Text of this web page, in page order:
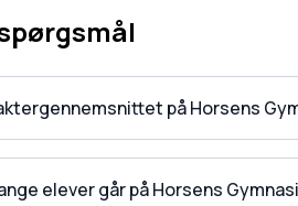
på Horsens
elever går på Horsens